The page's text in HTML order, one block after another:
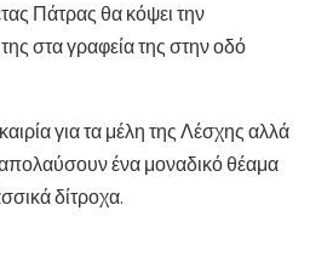
Πάτρας θα κόψει την
στα γραφεία της στην οδό
για τα μέλη της Λέσχης αλλά
απολαύσουν ένα μοναδικό θέαμα
δίτροχα.